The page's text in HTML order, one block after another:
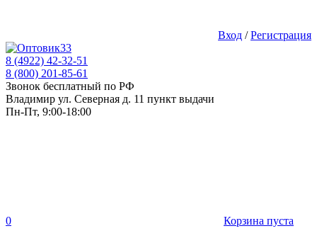
Вход /Регистрация
8 (4922) 42-32-51
8 (800) 201-85-61
Звонок бесплатный по РФ
Владимир ул. Северная д. 11 пункт выдачи
Пн-Пт, 9:00-18:00
0 Корзина пуста